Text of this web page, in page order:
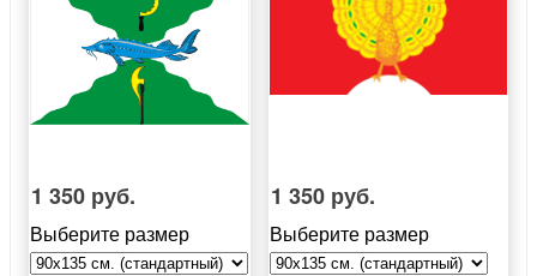
1 350 руб.
Выберите размер
1 350 руб.
Выберите размер